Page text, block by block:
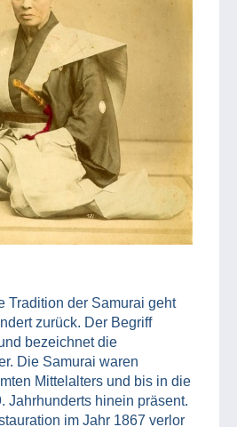
Tradition der Samurai geht
zurück. Der Begriff
bezeichnet die
Die Samurai waren
Mittelalters und bis in die
Jahrhunderts hinein präsent.
im Jahr 1867 verlor